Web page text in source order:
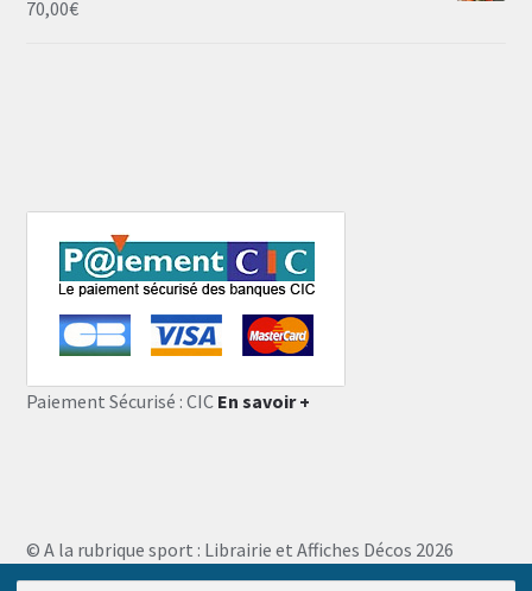
70,00€
Paiement Sécurisé : CIC En savoir +
© A la rubrique sport : Librairie et Affiches Décos 2026
Storefront designed byWooThemes.